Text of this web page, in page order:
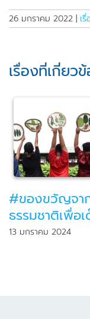
26 มกราคม 2022 | เ
เรื่องที่เกี่ยว
#ของขวัญจา
ธรรมชาติเพื่อ
13 มกราคม 2024